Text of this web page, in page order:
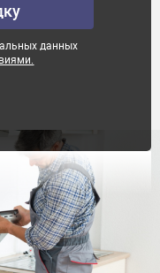
данных